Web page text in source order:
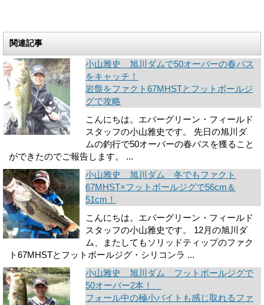
関連記事
小山雅史 旭川ダムで50オーバーの春バス
をキャッチ！
岩盤をファクト67MHSTとフットボールジ
グで攻略
こんにちは。エバーグリーン・フィールド
スタッフの小山雅史です。 先日の旭川ダ
ムの釣行で50オーバーの春バスを獲ること
ができたのでご報告します。 ...
小山雅史 旭川ダム 冬でもファクト
67MHST×フットボールジグで56cm＆
51cm！
こんにちは。エバーグリーン・フィールド
スタッフの小山雅史です。 12月の旭川ダ
ム、またしてもソリッドティップのファク
ト67MHSTとフットボールジグ・シリコンラ ...
小山雅史 旭川ダム フットボールジグで
50オーバー2本！
フォール中の極小バイトも感じ取れるファ